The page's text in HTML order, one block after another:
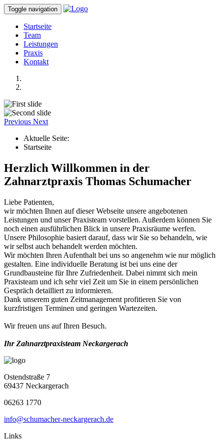
Toggle navigation
Startseite
Team
Leistungen
Praxis
Kontakt
Previous Next
Aktuelle Seite:
Startseite
Herzlich Willkommen in der
Zahnarztpraxis Thomas Schumacher
Liebe Patienten,
wir möchten Ihnen auf dieser Webseite unsere angebotenen
Leistungen und unser Praxisteam vorstellen. Außerdem können Sie
noch einen ausführlichen Blick in unsere Praxisräume werfen.
Unsere Philosophie basiert darauf, dass wir Sie so behandeln, wie
wir selbst auch behandelt werden möchten.
Wir möchten Ihren Aufenthalt bei uns so angenehm wie nur möglich
gestalten. Eine individuelle Beratung ist bei uns eine der
Grundbausteine für Ihre Zufriedenheit. Dabei nimmt sich mein
Praxisteam und ich sehr viel Zeit um Sie in einem persönlichen
Gespräch detailliert zu informieren.
Dank unserem guten Zeitmanagement profitieren Sie von
kurzfristigen Terminen und geringen Wartezeiten.
Wir freuen uns auf Ihren Besuch.
Ihr Zahnarztpraxisteam Neckargerach
Ostendstraße 7
69437 Neckargerach
06263 1770
info@schumacher-neckargerach.de
Links